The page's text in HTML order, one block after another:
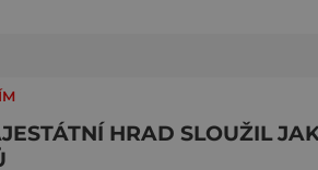
George London (asi
metrů cest. Původně se v
HRAD SLOUŽIL